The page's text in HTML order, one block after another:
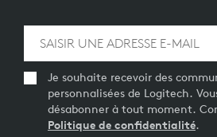
Je souhaite recevoir des
personnalisées de Logitech.
désabonner à tout moment.
Politique de confidentialité.